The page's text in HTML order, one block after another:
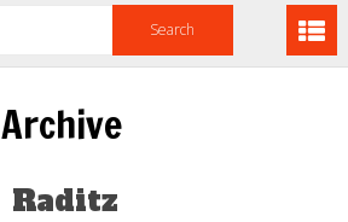
Raditz